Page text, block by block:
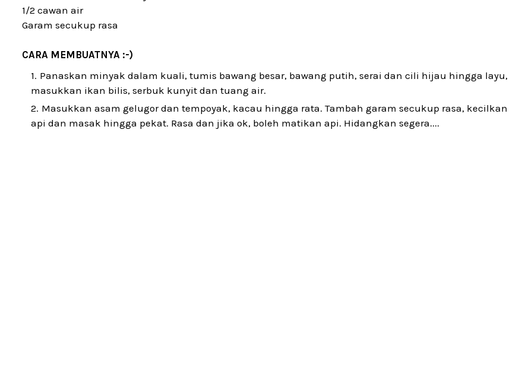
1/2 cawan air
Garam secukup rasa
CARA MEMBUATNYA :-)
Panaskan minyak dalam kuali, tumis bawang besar, bawang putih, serai dan cili hijau hingga layu,
masukkan ikan bilis, serbuk kunyit dan tuang air.
Masukkan asam gelugor dan tempoyak, kacau hingga rata. Tambah garam secukup rasa, kecilkan
api dan masak hingga pekat. Rasa dan jika ok, boleh matikan api. Hidangkan segera....